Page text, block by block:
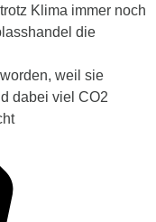
Klima immer noch
die
weil sie
dabei viel CO2